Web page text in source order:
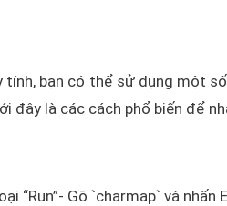
bạn có thể sử dụng một
đây là các cách phổ biến để
“Run”- Gõ `charmap` và